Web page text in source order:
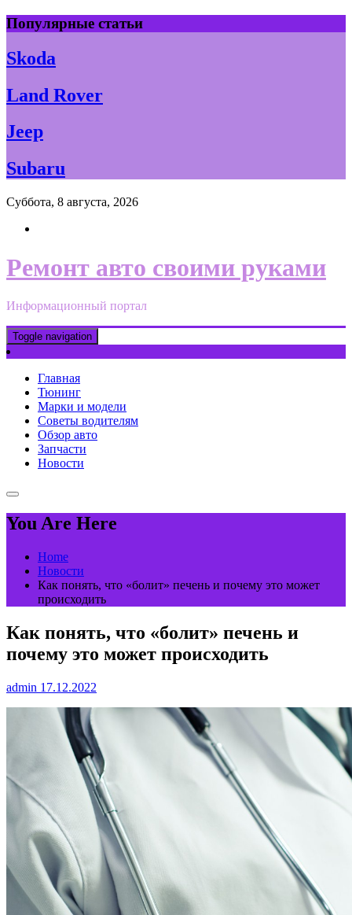
Skip
to
content
Популярные статьи
Skoda
Land Rover
Jeep
Subaru
Суббота, 8 августа, 2026
Ремонт авто своими руками
Информационный портал
Toggle navigation
Главная
Тюнинг
Марки и модели
Советы водителям
Обзор авто
Запчасти
Новости
You Are Here
Home
Новости
Как понять, что «болит» печень и почему это может
происходить
Как понять, что «болит» печень и
почему это может происходить
admin 17.12.2022